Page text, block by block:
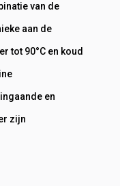
van de
aan de
tot 90°C en koud
en
zijn